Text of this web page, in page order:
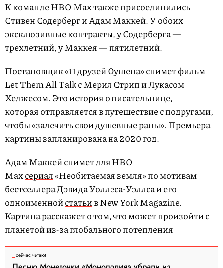
К команде HBO Max также присоединились
Стивен Содерберг и Адам Маккей. У обоих
эксклюзивные контракты, у Содерберга —
трехлетний, у Маккея — пятилетний.
Постановщик «11 друзей Оушена» снимет фильм
Let Them All Talk с Мерил Стрип и Лукасом
Хеджесом. Это история о писательнице,
которая отправляется в путешествие с подругами,
чтобы «залечить свои душевные раны». Премьера
картины запланирована на 2020 год.
Адам Маккей снимет для HBO
Maxсериал«Необитаемая земля» по мотивам
бестселлера Дэвида Уоллеса-Уэллса и его
одноименнойстатьив New York Magazine.
Картина расскажет о том, что может произойти с
планетой из-за глобального потепления
сейчас читают